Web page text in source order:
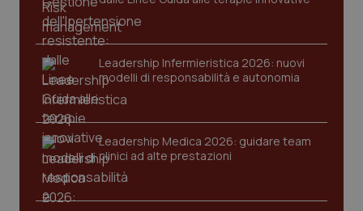
Leadership Infermieristica 2026: nuovi
modelli di responsabilità e autonomia
Leadership Medica 2026: guidare team
clinici ad alte prestazioni
CookieScriptConsent
CookieScript